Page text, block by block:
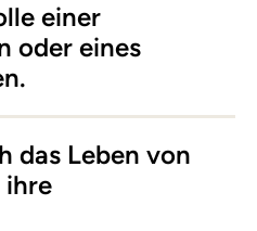
einer
oder eines
das Leben von
ihre